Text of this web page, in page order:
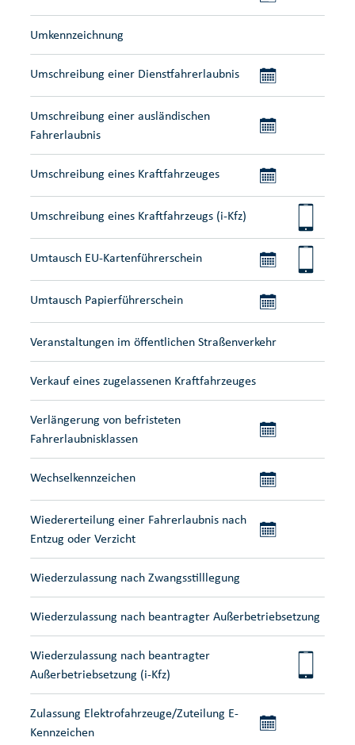
Umkennzeichnung
Umschreibung einer Dienstfahrerlaubnis
Umschreibung einer ausländischen
Fahrerlaubnis
Umschreibung eines Kraftfahrzeuges
Umschreibung eines Kraftfahrzeugs (i-Kfz)
Umtausch EU-Kartenführerschein
Umtausch Papierführerschein
Veranstaltungen im öffentlichen Straßenverkehr
Verkauf eines zugelassenen Kraftfahrzeuges
Verlängerung von befristeten
Fahrerlaubnisklassen
Wechselkennzeichen
Wiedererteilung einer Fahrerlaubnis nach
Entzug oder Verzicht
Wiederzulassung nach Zwangsstilllegung
Wiederzulassung nach beantragter Außerbetriebsetzung
Wiederzulassung nach beantragter
Außerbetriebsetzung (i-Kfz)
Zulassung Elektrofahrzeuge/Zuteilung E-
Kennzeichen